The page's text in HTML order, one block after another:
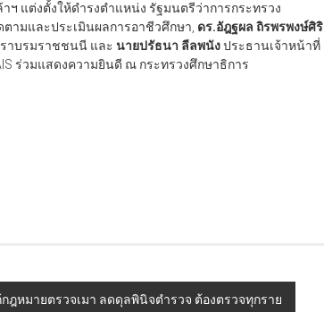
ฯ แต่งตั้งให้ดำรงตำแหน่ง รัฐมนตรีว่าการกระทรวง
ามและประเมินผลการอาชีวศึกษา, ดร.อัฎฐผล ถิรพรพงษ์ศิริ
าบรมราชชนนี และ นายปรัธนา ลีลพนังประธานเจ้าหน้าที่
ร่วมแสดงความยินดี ณ กระทรวงศึกษาธิการ
ฎหมายตรวจเมา ลดดุลพินิจตำรวจ ต้องตรวจทุกราย